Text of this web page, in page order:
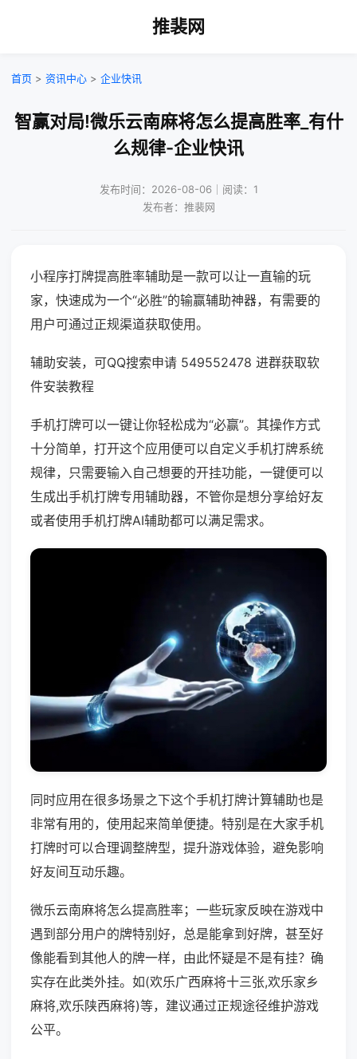
推裴网
首页 > 资讯中心 > 企业快讯
智赢对局!微乐云南麻将怎么提高胜率_有什
么规律-企业快讯
发布时间：2026-08-06｜阅读：1
发布者：推裴网
小程序打牌提高胜率辅助是一款可以让一直输的玩
家，快速成为一个“必胜”的输赢辅助神器，有需要的
用户可通过正规渠道获取使用。
辅助安装，可QQ搜索申请 549552478 进群获取软
件安装教程
手机打牌可以一键让你轻松成为“必赢”。其操作方式
十分简单，打开这个应用便可以自定义手机打牌系统
规律，只需要输入自己想要的开挂功能，一键便可以
生成出手机打牌专用辅助器，不管你是想分享给好友
或者使用手机打牌AI辅助都可以满足需求。
同时应用在很多场景之下这个手机打牌计算辅助也是
非常有用的，使用起来简单便捷。特别是在大家手机
打牌时可以合理调整牌型，提升游戏体验，避免影响
好友间互动乐趣。
微乐云南麻将怎么提高胜率；一些玩家反映在游戏中
遇到部分用户的牌特别好，总是能拿到好牌，甚至好
像能看到其他人的牌一样，由此怀疑是不是有挂？确
实存在此类外挂。如(欢乐广西麻将十三张,欢乐家乡
麻将,欢乐陕西麻将)等，建议通过正规途径维护游戏
公平。